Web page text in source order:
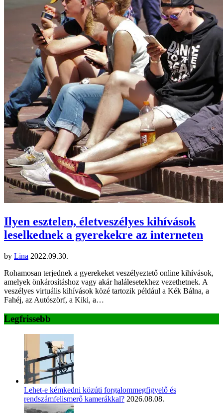
Ilyen esztelen, életveszélyes kihívások
leselkednek a gyerekekre az interneten
by Lina 2022.09.30.
Rohamosan terjednek a gyerekeket veszélyeztető online kihívások,
amelyek önkárosításhoz vagy akár halálesetekhez vezethetnek. A
veszélyes virtuális kihívások közé tartozik például a Kék Bálna, a
Fahéj, az Autószörf, a Kiki, a…
Legfrissebb
Lehet-e kémkedni közúti forgalommegfigyelő és
rendszámfelismerő kamerákkal? 2026.08.08.